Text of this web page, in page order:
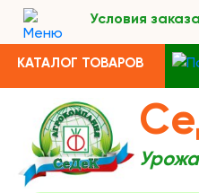
Условия заказа
КАТАЛОГ ТОВАРОВ